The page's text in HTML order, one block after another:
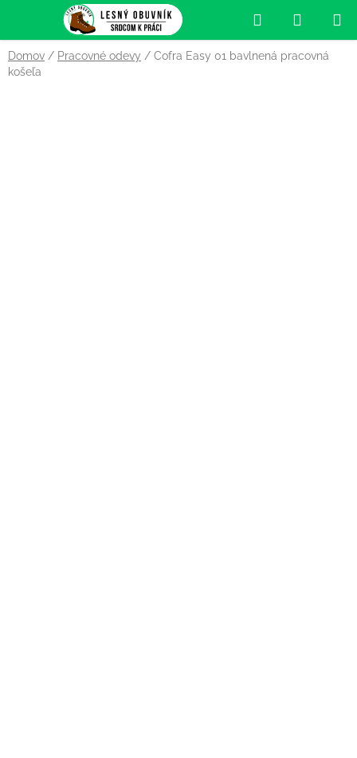
obsah
Hľadať
KOŠÍK
Domov / Pracovné odevy / Cofra Easy 01 bavlnená pracovná
košeľa